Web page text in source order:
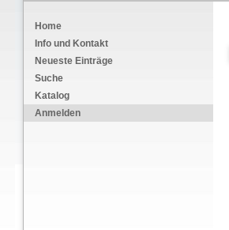
Home
Info und Kontakt
Neueste Einträge
Suche
Katalog
Anmelden